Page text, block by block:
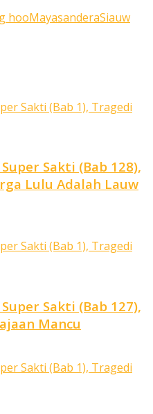
hooMayasanderaSiauw
Sakti (Bab 128),
Lulu Adalah Lauw
Sakti (Bab 127),
Mancu